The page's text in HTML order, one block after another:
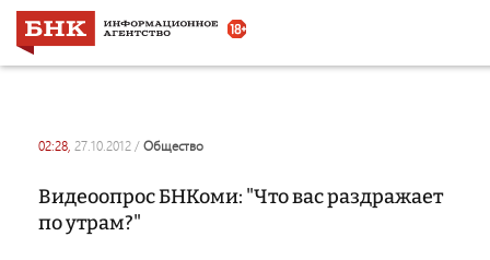
02:28, 27.10.2012 / общество
Видеоопрос БНКоми: "Что вас раздражает
по утрам?"